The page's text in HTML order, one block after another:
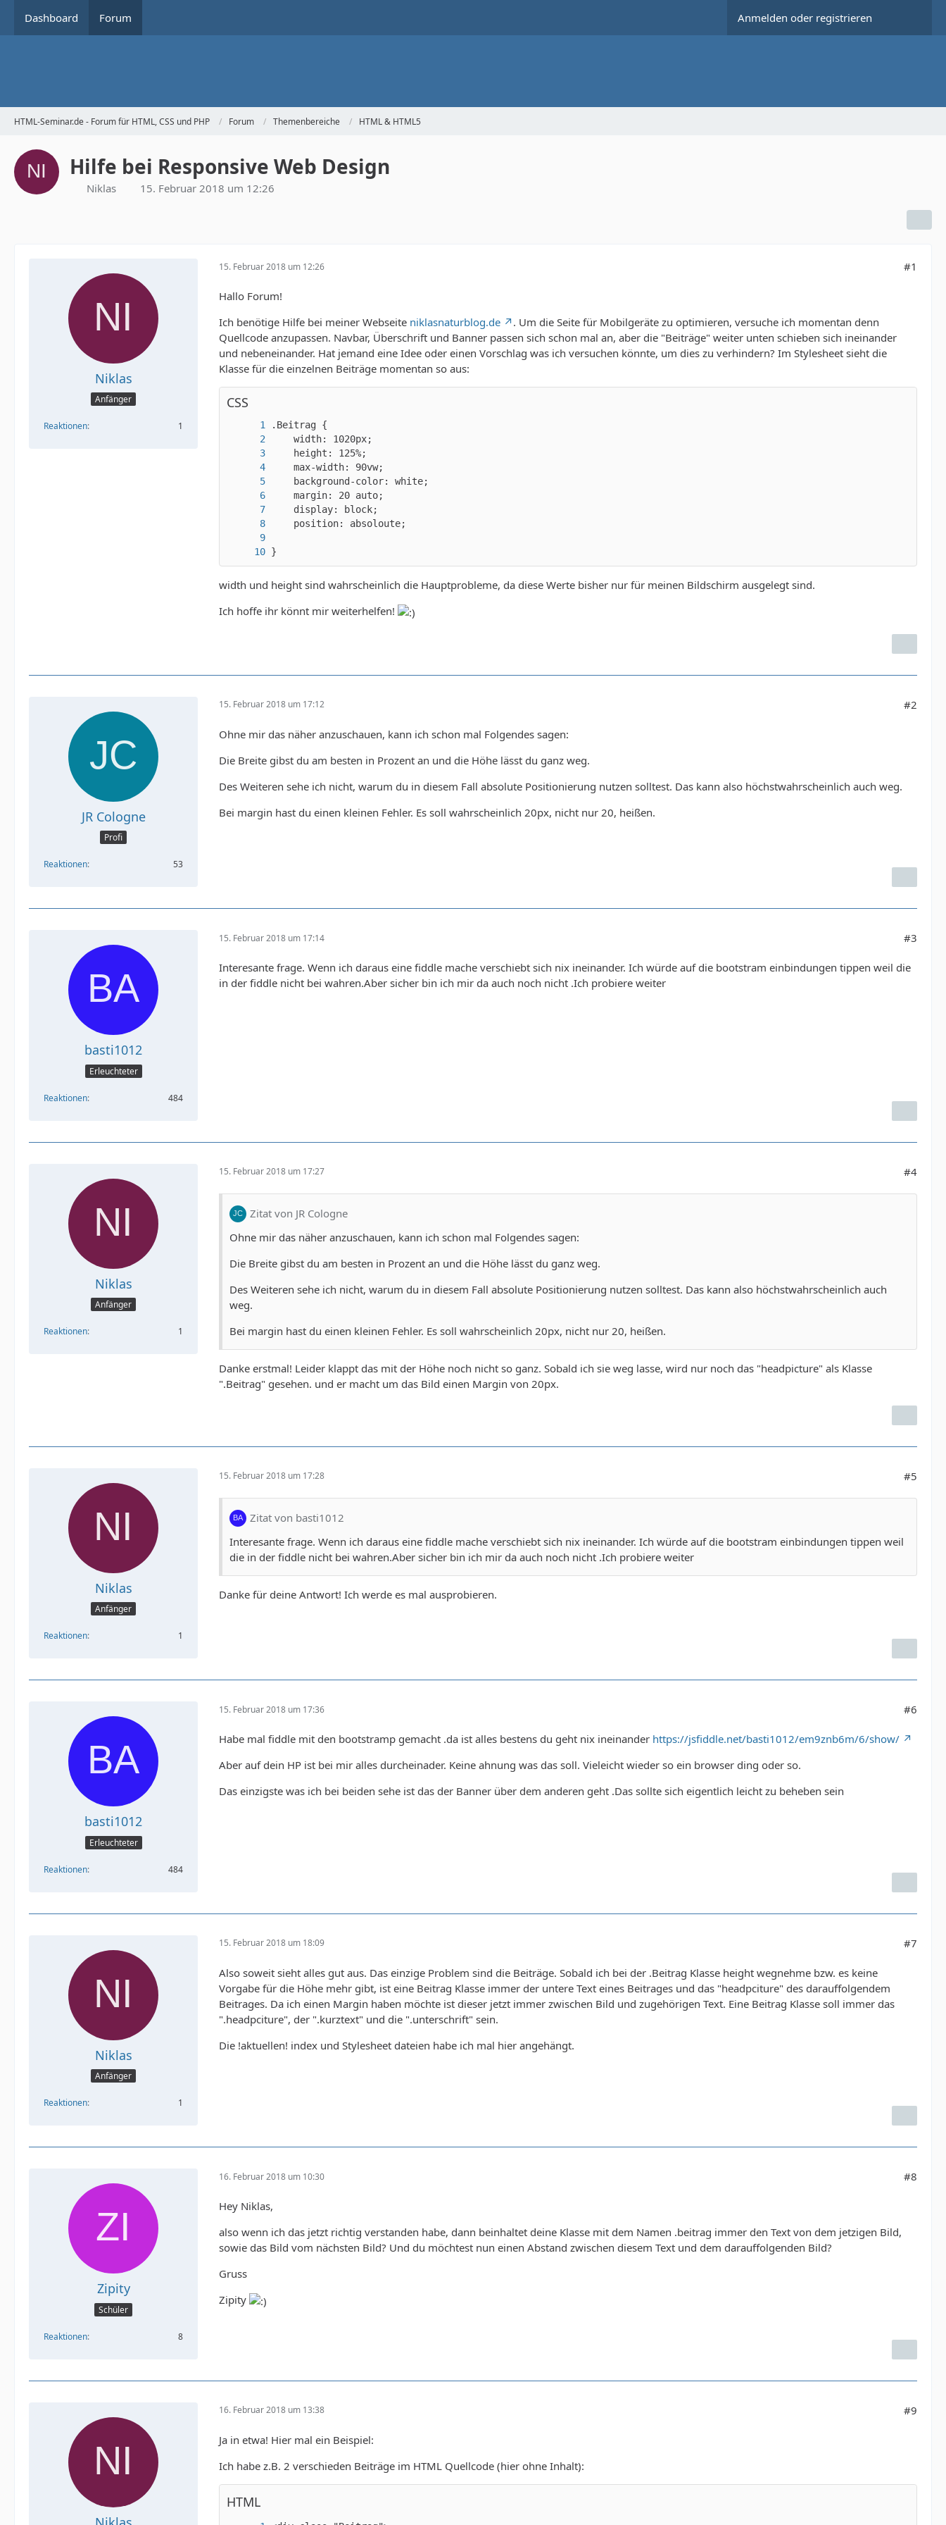
Dashboard Forum Anmelden oder registrieren
HTML-Seminar.de - Forum für HTML, CSS und PHP Forum Themenbereiche HTML & HTML5
Hilfe bei Responsive Web Design
Niklas 15. Februar 2018 um 12:26
Niklas
Anfänger
Reaktionen 1
15. Februar 2018 um 12:26 #1
Hallo Forum!
Ich benötige Hilfe bei meiner Webseite niklasnaturblog.de
. Um die Seite für Mobilgeräte zu optimieren, versuche ich momentan denn
Quellcode anzupassen. Navbar, Überschrift und Banner passen sich schon mal an, aber die "Beiträge" weiter unten schieben sich ineinander
und nebeneinander. Hat jemand eine Idee oder einen Vorschlag was ich versuchen könnte, um dies zu verhindern? Im Stylesheet sieht die
Klasse für die einzelnen Beiträge momentan so aus:
CSS
}
width und height sind wahrscheinlich die Hauptprobleme, da diese Werte bisher nur für meinen Bildschirm ausgelegt sind.
Ich hoffe ihr könnt mir weiterhelfen!
JR Cologne
Profi
Reaktionen 53
15. Februar 2018 um 17:12 #2
Ohne mir das näher anzuschauen, kann ich schon mal Folgendes sagen:
Die Breite gibst du am besten in Prozent an und die Höhe lässt du ganz weg.
Des Weiteren sehe ich nicht, warum du in diesem Fall absolute Positionierung nutzen solltest. Das kann also höchstwahrscheinlich auch weg.
Bei margin hast du einen kleinen Fehler. Es soll wahrscheinlich 20px, nicht nur 20, heißen.
basti1012
Erleuchteter
Reaktionen 484
15. Februar 2018 um 17:14 #3
Interesante frage. Wenn ich daraus eine fiddle mache verschiebt sich nix ineinander. Ich würde auf die bootstram einbindungen tippen weil die
in der fiddle nicht bei wahren.Aber sicher bin ich mir da auch noch nicht .Ich probiere weiter
Niklas
Anfänger
Reaktionen 1
15. Februar 2018 um 17:27 #4
Zitat von JR Cologne
Ohne mir das näher anzuschauen, kann ich schon mal Folgendes sagen:
Die Breite gibst du am besten in Prozent an und die Höhe lässt du ganz weg.
Des Weiteren sehe ich nicht, warum du in diesem Fall absolute Positionierung nutzen solltest. Das kann also höchstwahrscheinlich auch
weg.
Bei margin hast du einen kleinen Fehler. Es soll wahrscheinlich 20px, nicht nur 20, heißen.
Danke erstmal! Leider klappt das mit der Höhe noch nicht so ganz. Sobald ich sie weg lasse, wird nur noch das "headpicture" als Klasse
".Beitrag" gesehen. und er macht um das Bild einen Margin von 20px.
Niklas
Anfänger
Reaktionen 1
15. Februar 2018 um 17:28 #5
Zitat von basti1012
Interesante frage. Wenn ich daraus eine fiddle mache verschiebt sich nix ineinander. Ich würde auf die bootstram einbindungen tippen weil
die in der fiddle nicht bei wahren.Aber sicher bin ich mir da auch noch nicht .Ich probiere weiter
Danke für deine Antwort! Ich werde es mal ausprobieren.
basti1012
Erleuchteter
Reaktionen 484
15. Februar 2018 um 17:36 #6
Habe mal fiddle mit den bootstramp gemacht .da ist alles bestens du geht nix ineinander https://jsfiddle.net/basti1012/em9znb6m/6/show/
Aber auf dein HP ist bei mir alles durcheinader. Keine ahnung was das soll. Vieleicht wieder so ein browser ding oder so.
Das einzigste was ich bei beiden sehe ist das der Banner über dem anderen geht .Das sollte sich eigentlich leicht zu beheben sein
Niklas
Anfänger
Reaktionen 1
15. Februar 2018 um 18:09 #7
Also soweit sieht alles gut aus. Das einzige Problem sind die Beiträge. Sobald ich bei der .Beitrag Klasse height wegnehme bzw. es keine
Vorgabe für die Höhe mehr gibt, ist eine Beitrag Klasse immer der untere Text eines Beitrages und das "headpciture" des darauffolgendem
Beitrages. Da ich einen Margin haben möchte ist dieser jetzt immer zwischen Bild und zugehörigen Text. Eine Beitrag Klasse soll immer das
".headpciture", der ".kurztext" und die ".unterschrift" sein.
Die !aktuellen! index und Stylesheet dateien habe ich mal hier angehängt.
Zipity
Schüler
Reaktionen 8
16. Februar 2018 um 10:30 #8
Hey Niklas,
also wenn ich das jetzt richtig verstanden habe, dann beinhaltet deine Klasse mit dem Namen .beitrag immer den Text von dem jetzigen Bild,
sowie das Bild vom nächsten Bild? Und du möchtest nun einen Abstand zwischen diesem Text und dem darauffolgenden Bild?
Gruss
Zipity
16. Februar 2018 um 13:38 #9
Ja in etwa! Hier mal ein Beispiel:
Ich habe z.B. 2 verschieden Beiträge im HTML Quellcode (hier ohne Inhalt):
HTML